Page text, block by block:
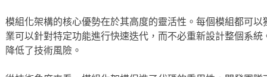
模組化架構的核心優勢在於其高度的靈活性。每個模組都可
業可以針對特定功能進行快速迭代，而不必重新設計整個系
降低了技術風險。